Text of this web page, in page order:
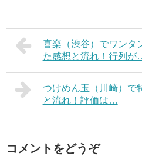
喜楽（渋谷）でワンタ
た感想と流れ！行列が
つけめん玉（川崎）で
と流れ！評価は…
コメントをどうぞ